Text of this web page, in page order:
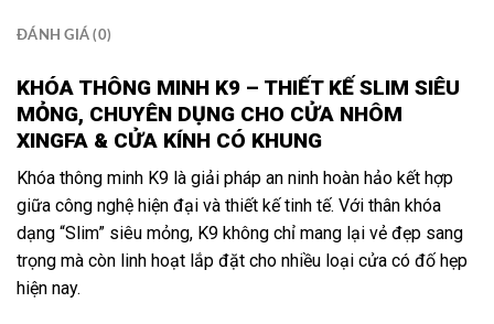
ĐÁNH GIÁ (0)
KHÓA THÔNG MINH K9 – THIẾT KẾ SLIM SIÊU
MỎNG, CHUYÊN DỤNG CHO CỬA NHÔM
XINGFA & CỬA KÍNH CÓ KHUNG
Khóa thông minh K9 là giải pháp an ninh hoàn hảo kết hợp
giữa công nghệ hiện đại và thiết kế tinh tế. Với thân khóa
dạng “Slim” siêu mỏng, K9 không chỉ mang lại vẻ đẹp sang
trọng mà còn linh hoạt lắp đặt cho nhiều loại cửa có đố hẹp
hiện nay.